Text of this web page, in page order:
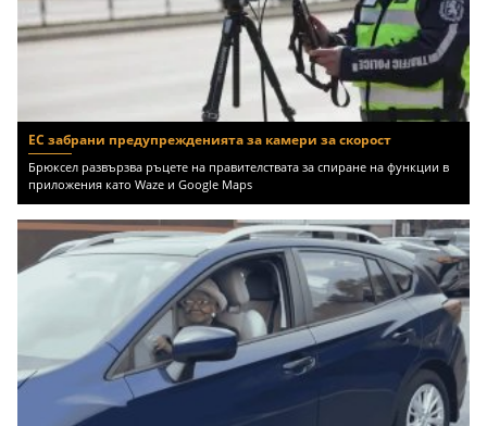
ЕС забрани предупрежденията за камери за скорост
Брюксел развързва ръцете на правителствата за спиране на функции в
приложения като Waze и Google Maps